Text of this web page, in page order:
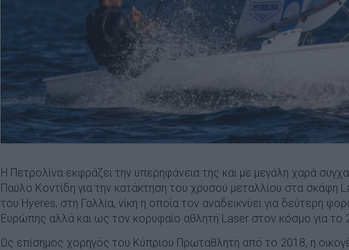
Η Πετρολίνα εκφράζει την υπερηφάνεια της και με μεγάλη χαρά
Παύλο Κοντίδη για την κατάκτηση του χρυσού μεταλλίου στα
του Hyeres, στη Γαλλία, νίκη η οποία τον αναδεικνύει για δεύτερη
Ευρώπης αλλά και ως τον κορυφαίο αθλητή Laser στον κόσμο για το
Ως επίσημος χορηγός του Κύπριου Πρωταθλητή από το 2018, η